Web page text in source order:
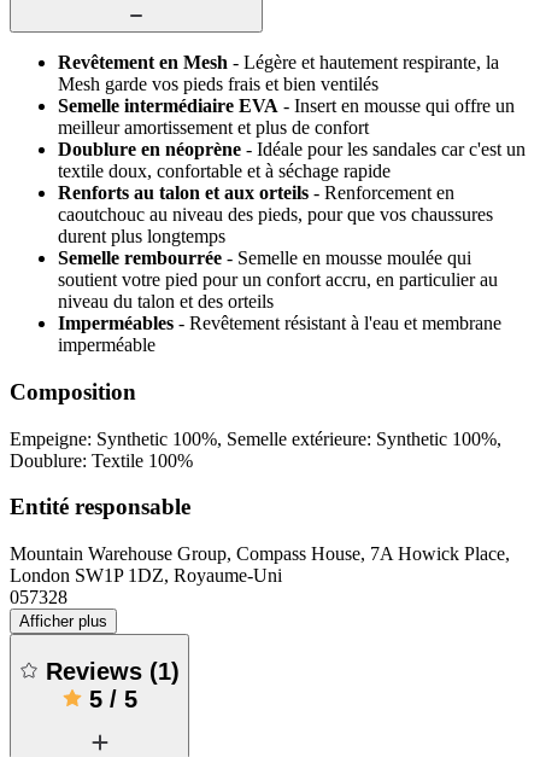
Revêtement en Mesh - Légère et hautement respirante, la
Mesh garde vos pieds frais et bien ventilés
Semelle intermédiaire EVA - Insert en mousse qui offre un
meilleur amortissement et plus de confort
Doublure en néoprène - Idéale pour les sandales car c'est un
textile doux, confortable et à séchage rapide
Renforts au talon et aux orteils - Renforcement en
caoutchouc au niveau des pieds, pour que vos chaussures
durent plus longtemps
Semelle rembourrée - Semelle en mousse moulée qui
soutient votre pied pour un confort accru, en particulier au
niveau du talon et des orteils
Imperméables - Revêtement résistant à l'eau et membrane
imperméable
Composition
Empeigne: Synthetic 100%, Semelle extérieure: Synthetic 100%,
Doublure: Textile 100%
Entité responsable
Mountain Warehouse Group, Compass House, 7A Howick Place,
London SW1P 1DZ, Royaume-Uni
057328
Afficher plus
Reviews (1)
5/ 5